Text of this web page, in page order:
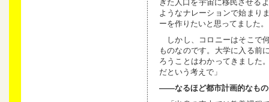
ぎた人口を宇宙に移民させる
ようなナレーションで始まり
ーを作りたいと思ってました。
しかし、コロニーはそこで
ものなのです。大学に入る前
ろうことはわかってきました
だという考えで」
——なるほど都市計画的なもの